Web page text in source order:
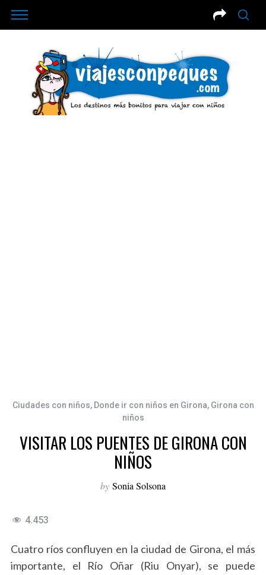
Ciudades con niños, Donde ir con niños en Girona, Girona con
niños
VISITAR LOS PUENTES DE GIRONA CON
NIÑOS
by Sonia Solsona
4.453
Cuatro ríos confluyen en la ciudad de Girona, el más
importante, el Río Oñar (Riu Onyar), se puede